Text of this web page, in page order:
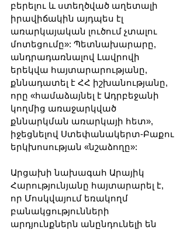
բերելու և ստեղծված աղետալի
իրավիճակին այդպես էլ
առարկայական լուծում չտալու
մոտեցումը»: Պետնախարարը,
անդրադառնալով Լավրովի
երեկվա հայտարարությանը,
քննադատել է ՀՀ իշխանությանը,
որը «համաձայնել է Ադրբեջանի
կողմից առաջարկված
քննարկման առարկայի հետ»,
իջեցնելով Ստեփանակերտ-Բաքու
երկխոսության «նշաձողը»:
Արցախի նախագահ Արայիկ
Հարությունյանը հայտարարել է,
որ Մոսկվայում եռակողմ
բանակցությունների
արդյունքներն անընդունելի են